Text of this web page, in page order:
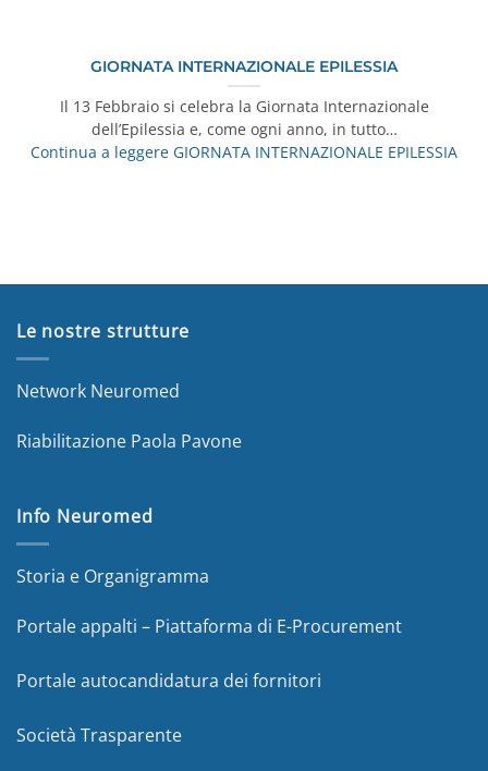
GIORNATA INTERNAZIONALE EPILESSIA
Il 13 Febbraio si celebra la Giornata Internazionale
dell’Epilessia e, come ogni anno, in tutto…
Continua a leggere GIORNATA INTERNAZIONALE EPILESSIA
Le nostre strutture
Network Neuromed
Riabilitazione Paola Pavone
Info Neuromed
Storia e Organigramma
Portale appalti – Piattaforma di E-Procurement
Portale autocandidatura dei fornitori
Società Trasparente